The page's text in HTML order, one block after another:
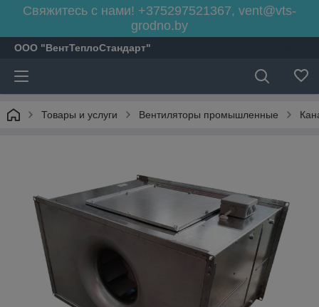
Свяжитесь с нами! +375297521367, vent@vts-
grodno.by
ООО "ВентТеплоСтандарт"
Товары и услуги Вентиляторы промышленные